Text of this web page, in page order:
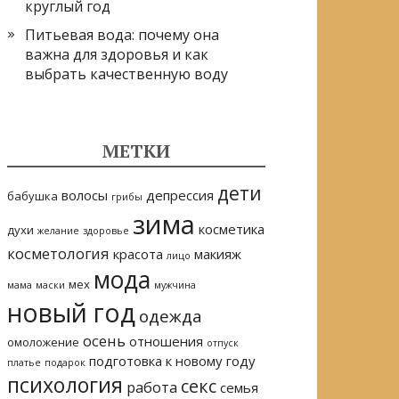
круглый год
Питьевая вода: почему она
важна для здоровья и как
выбрать качественную воду
МЕТКИ
бабушка волосы грибы депрессия дети
духи желание здоровье зима косметика
косметология красота лицо макияж
мама маски мех мода мужчина
новый гододежда
омоложение осень отношения отпуск
платье подарок подготовка к новому году
психология работа секс семья